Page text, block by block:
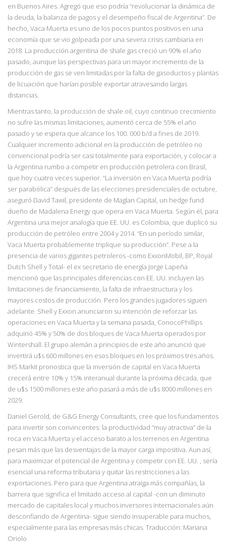
en Buenos Aires. Agregó que eso podría “revolucionar la dinámica de
la deuda, la balanza de pagos y el desempeño fiscal de Argentina”. De
hecho, Vaca Muerta es uno de los pocos puntos positivos en una
economía que se vio golpeada por una severa crisis cambiaria en
2018. La producción argentina de shale gas creció un 90% el año
pasado, aunque las perspectivas para un mayor incremento de la
producción de gas se ven limitadas por la falta de gasoductos y plantas
de licuación que harían posible exportar atravesando largas
distancias.
Mientras tanto, la producción de shale oil, cuyo continuo crecimiento
no sufre las mismas limitaciones, aumentó cerca de 55% el año
pasado y se espera que alcance los 100. 000 b/d a fines de 2019.
Cualquier incremento adicional en la producción de petróleo no
convencional podría ser casi totalmente para exportación, y colocar a
la Argentina rumbo a competir en producción petrolera con Brasil,
que hoy cuatro veces superior. “La inversión en Vaca Muerta podría
ser parabólica” después de las elecciones presidenciales de octubre,
aseguró David Tawil, presidente de Maglan Capital, un hedge fund
dueño de Madalena Energy que opera en Vaca Muerta. Según él, para
Argentina una mejor analogía que EE. UU. es Colombia, que duplicó su
producción de petróleo entre 2004 y 2014. “En un período similar,
Vaca Muerta probablemente triplique su producción”. Pese a la
presencia de varios gigantes petroleros -como ExxonMobil, BP, Royal
Dutch Shell y Total- el ex secretario de energía Jorge Lapeña
mencionó que las principales diferencias con EE. UU. incluyen las
limitaciones de financiamiento, la falta de infraestructura y los
mayores costos de producción. Pero los grandes jugadores siguen
adelante. Shell y Exxon anunciaron su intención de reforzar las
operaciones en Vaca Muerta y la semana pasada, ConocoPhillips
adquirió 45% y 50% de dos bloques de Vaca Muerta operados por
Wintershall. El grupo alemán a principios de este año anunció que
invertirá u$s 600 millones en esos bloques en los próximos tres años.
IHS Markit pronostica que la inversión de capital en Vaca Muerta
crecerá entre 10% y 15% interanual durante la próxima década, que
de u$s 1500 millones este año pasará a más de u$s 8000 millones en
2029.
Daniel Gerold, de G&G Energy Consultants, cree que los fundamentos
para invertir son convincentes: la productividad “muy atractiva” de la
roca en Vaca Muerta y el acceso barato a los terrenos en Argentina
pesan más que las desventajas de la mayor carga impositiva. Aun así,
para maximizar el potencial de Argentina y competir con EE. UU. , sería
esencial una reforma tributaria y quitar las restricciones a las
exportaciones. Pero para que Argentina atraiga más compañías, la
barrera que significa el limitado acceso al capital -con un diminuto
mercado de capitales local y muchos inversores internacionales aún
desconfiando de Argentina- sigue siendo insuperable para muchos,
especialmente para las empresas más chicas. Traducción: Mariana
Oriolo